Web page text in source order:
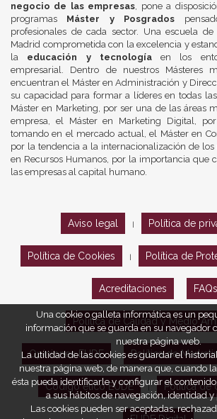
negocio de las empresas, pone a
programas Máster y Posgrados
profesionales de cada sector. Una escuela
Madrid comprometida con la excelencia y
la educación y tecnologíaen los
empresarial. Dentro de nuestros Másteres
encuentran el Máster en Administración y
su capacidad para formar a líderes en todas
Máster en Marketing, por ser una de las áreas
empresa, el Máster en Marketing Digital,
tomando en el mercado actual, el Máster en
por la tendencia a la internacionalización de los
en Recursos Humanos, por la importancia que
las empresas al capital humano.
Aviso legal Política de
Política de Cookies Política de
Acreditaciones FAQs
Política de Calidad y Medio
Opiniones EUDE Política de
Código ético EUDE Política de
Una cookie o galleta informática es un
información que se guarda en su navegador
nuestra página web.
La utilidad de las cookies es guardar el
nuestra página web, de manera que, cuando
ésta pueda identificarle y configurar el
a sus hábitos de navegación, identidad
Las cookies pueden ser aceptadas,